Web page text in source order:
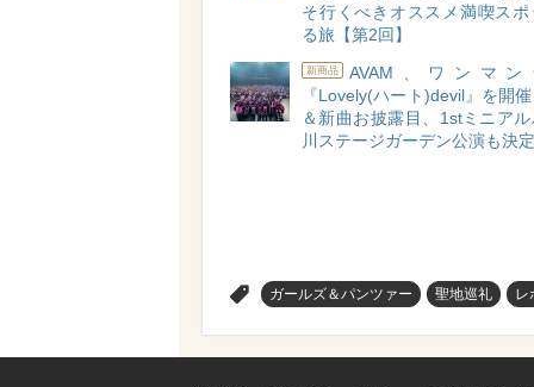
そ行くべきオススメ満喫ス
る旅【第2回】
新商品
AVAM、ワンマ
『Lovely(ハート)devil』を開
＆新曲お披露目、1stミニア
川ステージガーデン公演も決定
ガールズ＆パンツァー 聖地巡礼 レ